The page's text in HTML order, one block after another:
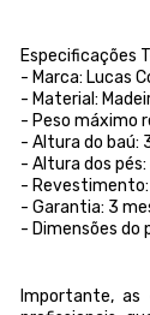
Especificações
- Marca: Lucas
- Material:
- Peso máximo
- Altura do baú:
- Altura dos
-
- Garantia: 3
- Dimensões do
Importante,